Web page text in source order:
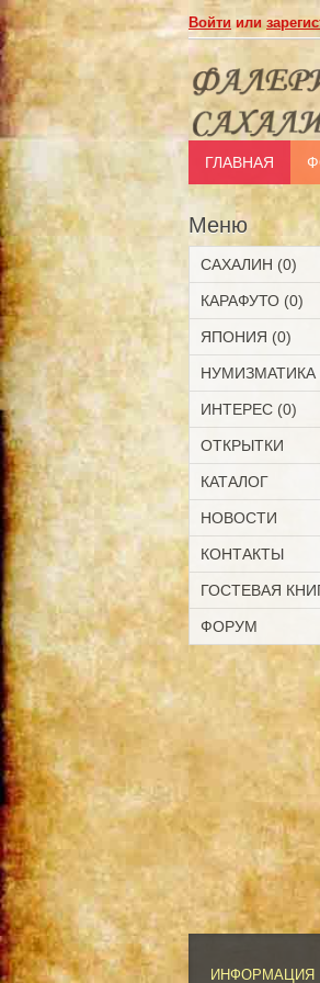
Войти или
ГЛАВНАЯ
Меню
САХАЛИН (0)
КАРАФУТО (0)
ЯПОНИЯ (0)
НУМИЗМАТИКА
ИНТЕРЕС (0)
ОТКРЫТКИ
КАТАЛОГ
НОВОСТИ
КОНТАКТЫ
ГОСТЕВАЯ
ФОРУМ
ИНФОРМАЦИЯ